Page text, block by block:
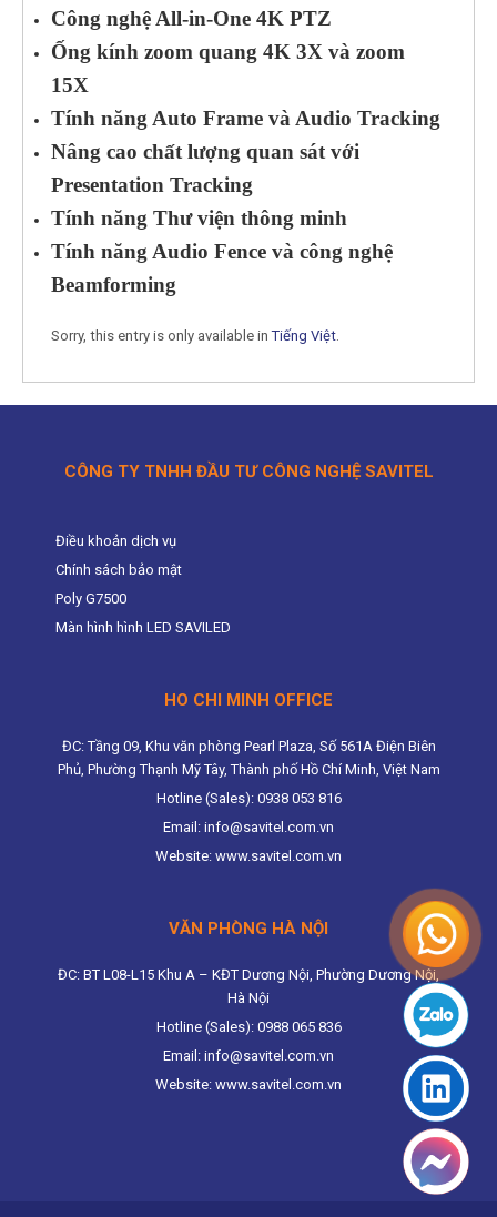
Công nghệ All-in-One 4K PTZ
Ống kính zoom quang 4K 3X và zoom
15X
Tính năng Auto Frame và Audio Tracking
Nâng cao chất lượng quan sát với
Presentation Tracking
Tính năng Thư viện thông minh
Tính năng Audio Fence và công nghệ
Beamforming
Sorry, this entry is only available inTiếng Việt.
CÔNG TY TNHH ĐẦU TƯ CÔNG NGHỆ SAVITEL
Điều khoản dịch vụ
Chính sách bảo mật
Poly G7500
Màn hình hình LED SAVILED
HO CHI MINH OFFICE
ĐC: Tầng 09, Khu văn phòng Pearl Plaza, Số 561A Điện Biên
Phủ, Phường Thạnh Mỹ Tây, Thành phố Hồ Chí Minh, Việt Nam
Hotline (Sales): 0938 053 816
Email: info@savitel.com.vn
Website: www.savitel.com.vn
VĂN PHÒNG HÀ NỘI
ĐC: BT L08-L15 Khu A – KĐT Dương Nội, Phường Dương Nội,
Hà Nội
Hotline (Sales): 0988 065 836
Email: info@savitel.com.vn
Website: www.savitel.com.vn